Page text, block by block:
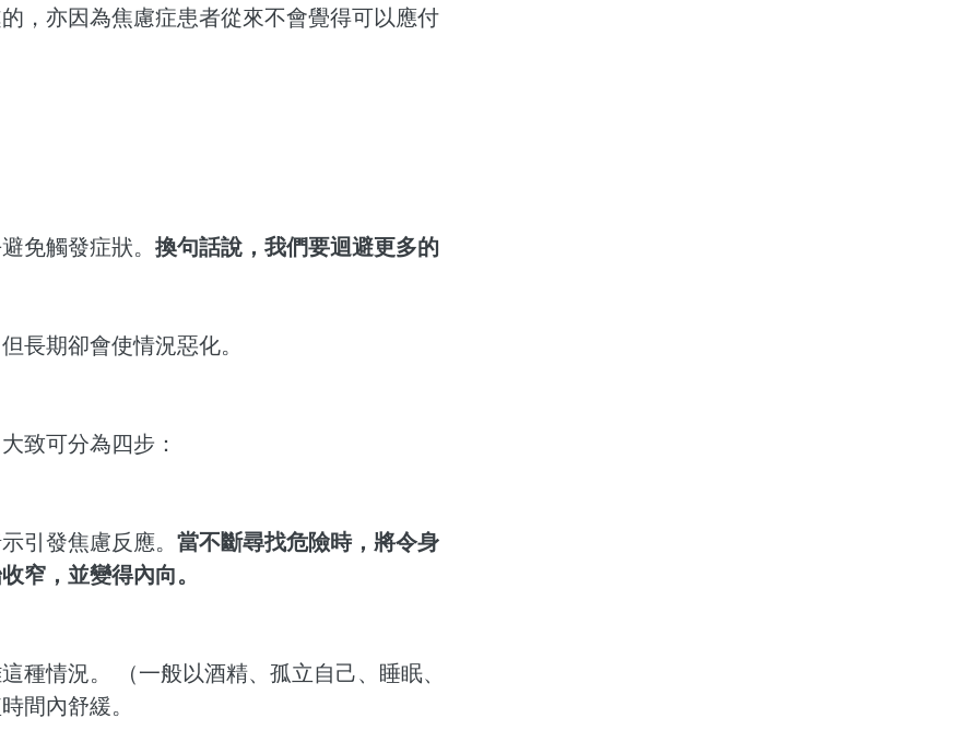
，亦因為焦慮症患者從來不會覺得可以應付
免觸發症狀。 換句話說，我們要迴避更多的
長期卻會使情況惡化。
致可分為四步：
引發焦慮反應。 當不斷尋找危險時，將令身
窄，並變得內向。
種情況。 （一般以酒精、孤立自己、睡眠、
間內舒緩。